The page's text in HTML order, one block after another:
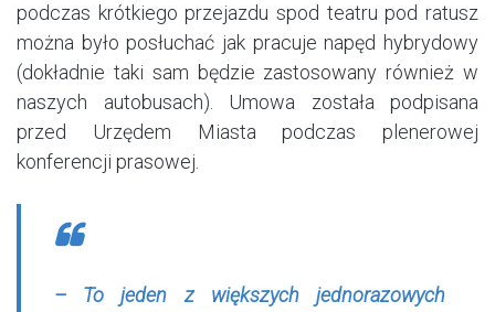
podczas krótkiego przejazdu spod teatru pod ratusz
można było posłuchać jak pracuje napęd hybrydowy
(dokładnie taki sam będzie zastosowany również w
naszych autobusach). Umowa została podpisana
przed Urzędem Miasta podczas plenerowej
konferencji prasowej.
– To jeden z większych jednorazowych